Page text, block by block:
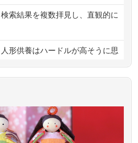
愛知県の方からお申込み
千葉県の方からお申込み
神奈川の方からお申込み
相模原の方からお申込み
東京都の方からお申込み
検索結果を複数拝見し、直観的に
人形供養はハードルが高そうに思
お人形の仕分けなども丁寧に行う